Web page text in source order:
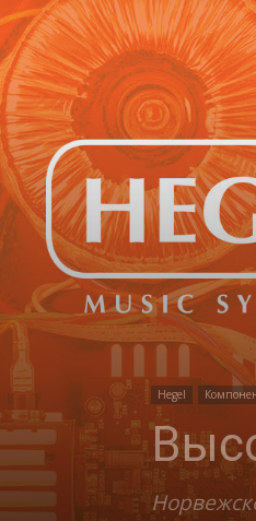
Hegel